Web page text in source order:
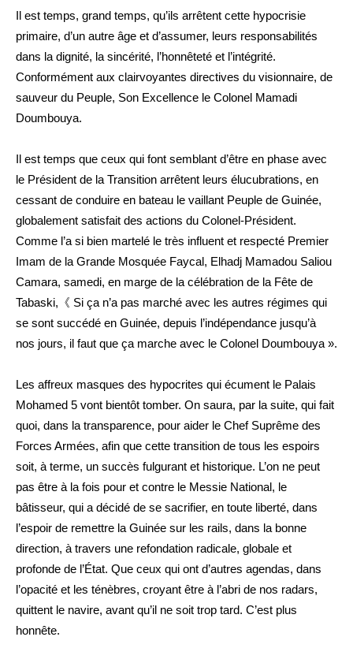
Il est temps, grand temps, qu’ils arrêtent cette hypocrisie
primaire, d’un autre âge et d’assumer, leurs responsabilités
dans la dignité, la sincérité, l’honnêteté et l’intégrité.
Conformément aux clairvoyantes directives du visionnaire, de
sauveur du Peuple, Son Excellence le Colonel Mamadi
Doumbouya.
Il est temps que ceux qui font semblant d’être en phase avec
le Président de la Transition arrêtent leurs élucubrations, en
cessant de conduire en bateau le vaillant Peuple de Guinée,
globalement satisfait des actions du Colonel-Président.
Comme l’a si bien martelé le très influent et respecté Premier
Imam de la Grande Mosquée Faycal, Elhadj Mamadou Saliou
Camara, samedi, en marge de la célébration de la Fête de
Tabaski,《 Si ça n’a pas marché avec les autres régimes qui
se sont succédé en Guinée, depuis l’indépendance jusqu’à
nos jours, il faut que ça marche avec le Colonel Doumbouya ».
Les affreux masques des hypocrites qui écument le Palais
Mohamed 5 vont bientôt tomber. On saura, par la suite, qui fait
quoi, dans la transparence, pour aider le Chef Suprême des
Forces Armées, afin que cette transition de tous les espoirs
soit, à terme, un succès fulgurant et historique. L’on ne peut
pas être à la fois pour et contre le Messie National, le
bâtisseur, qui a décidé de se sacrifier, en toute liberté, dans
l’espoir de remettre la Guinée sur les rails, dans la bonne
direction, à travers une refondation radicale, globale et
profonde de l’État. Que ceux qui ont d’autres agendas, dans
l’opacité et les ténèbres, croyant être à l’abri de nos radars,
quittent le navire, avant qu’il ne soit trop tard. C’est plus
honnête.